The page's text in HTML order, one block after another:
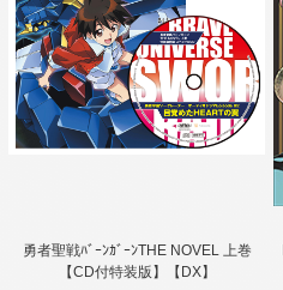
勇者聖戦ﾊﾞｰﾝｶﾞｰﾝTHE NOVEL 上巻
【CD付特装版】【DX】